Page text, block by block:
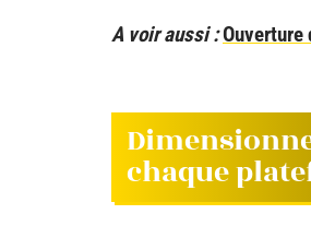
A voir aussi :Ouverture
chaque